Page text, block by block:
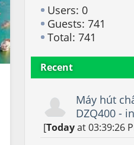
Users: 0
Guests: 741
Total: 741
Recent
Máy hút
DZQ400 -
[Todayat 03:39:26